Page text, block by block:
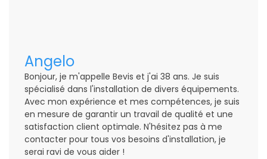
Angelo
Bonjour, je m'appelle Bevis et j'ai 38 ans. Je suis
spécialisé dans l'installation de divers équipements.
Avec mon expérience et mes compétences, je suis
en mesure de garantir un travail de qualité et une
satisfaction client optimale. N'hésitez pas à me
contacter pour tous vos besoins d'installation, je
serai ravi de vous aider !